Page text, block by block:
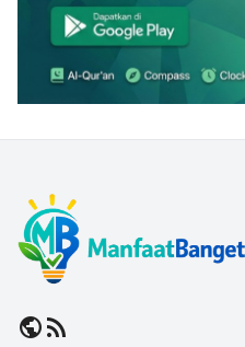
publicrss_feed